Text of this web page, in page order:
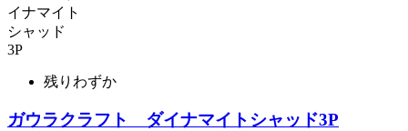
残りわずか
ガウラクラフト ダイナマイトシャッド3P